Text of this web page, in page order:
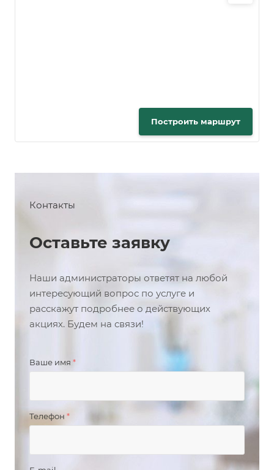
Построить маршрут
Контакты
Оставьте заявку
Наши администраторы ответят на любой
интересующий вопрос по услуге и
расскажут подробнее о действующих
акциях. Будем на связи!
Ваше имя *
Телефон *